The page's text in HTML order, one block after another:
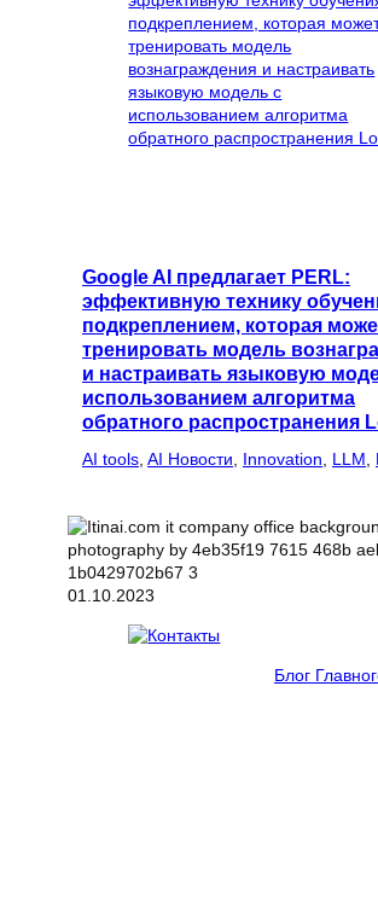
Google AI предлагает PERL:
эффективную технику
подкреплением, которая
тренировать модель
и настраивать языковую
использованием алгоритма
обратного распространения
AI tools AI Новости Innovation LLM
01.10.2023
Блог